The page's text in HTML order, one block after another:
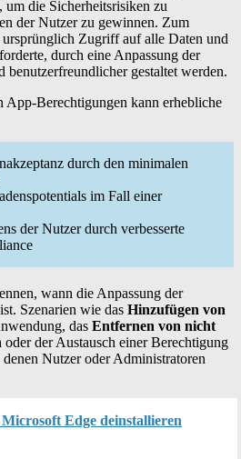
die Sicherheitsrisiken zu
der Nutzer zu gewinnen. Zum
Zugriff auf alle Daten und
durch eine Anpassung der
benutzerfreundlicher gestaltet werden.
Berechtigungen kann erhebliche
durch den minimalen
im Fall einer
der Nutzer durch verbesserte
wann die Anpassung der
Szenarien wie das Hinzufügen von
das Entfernen von nicht
oder der Austausch einer Berechtigung
Nutzer oder Administratoren
Edge deinstallieren